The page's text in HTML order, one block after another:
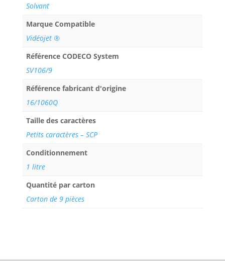
Solvant
Marque Compatible
Vidéojet ®
Référence CODECO System
SV106/9
Référence fabricant d'origine
16/1060Q
Taille des caractères
Petits caractères – SCP
Conditionnement
1 litre
Quantité par carton
Carton de 9 pièces